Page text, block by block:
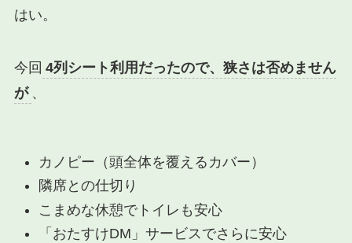
はい。
今回 4列シート利用だったので、狭さは否めません
が 、
カノピー（頭全体を覆えるカバー）
隣席との仕切り
こまめな休憩でトイレも安心
「おたすけDM」サービスでさらに安心